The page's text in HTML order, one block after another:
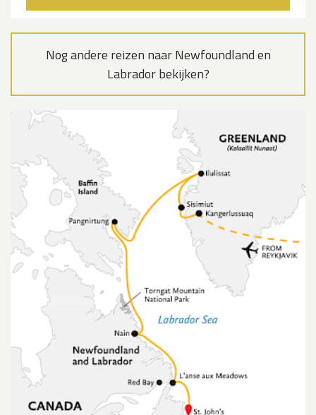
Nog andere reizen naar Newfoundland en
Labrador bekijken?